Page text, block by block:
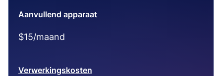
Aanvullend apparaat
$15/maand
Verwerkingskosten